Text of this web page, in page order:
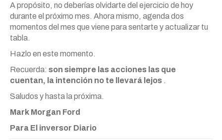
A propósito, no deberías olvidarte del ejercicio de hoy
durante el próximo mes. Ahora mismo, agenda dos
momentos del mes que viene para sentarte y actualizar tu
tabla.
Hazlo en este momento.
Recuerda: son siempre las acciones las que
cuentan, la intención no te llevará lejos .
Saludos y hasta la próxima.
Mark Morgan Ford
Para El inversor Diario